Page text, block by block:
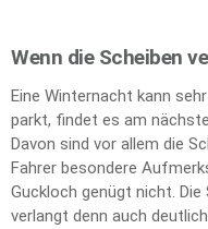
Wenn die Scheiben
Eine Winternacht kann
parkt, findet es am
Davon sind vor allem die
Fahrer besondere
Guckloch genügt nicht.
verlangt denn auch